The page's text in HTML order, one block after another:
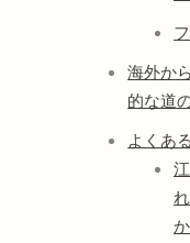
海外か
的な道
よくあ